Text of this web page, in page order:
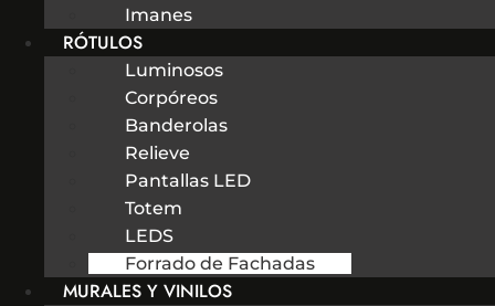
Imanes
RÓTULOS
Luminosos
Corpóreos
Banderolas
Relieve
Pantallas LED
Totem
LEDS
Forrado de Fachadas
MURALES Y VINILOS